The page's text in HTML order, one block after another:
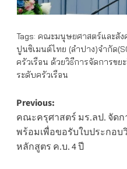
Tags: คณะมนุษยศาสตร์และสั
ปูนซิเมนต์ไทย (ลำปาง)จำกัด
ครัวเรือน ด้วยวิธีการจัดการขย
ระดับครัวเรือน
Post
navigation
Previous:
คณะครุศาสตร์ มร.ลป. จัดก
พร้อมเพื่อขอรับใบประกอ
หลักสูตร ค.บ. 4 ปี